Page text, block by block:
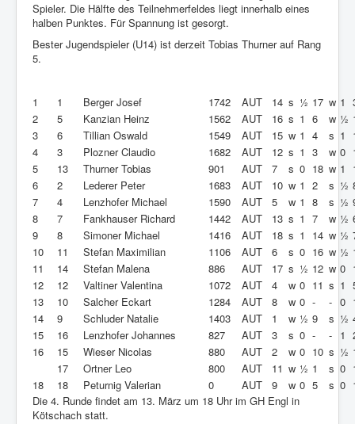
Spieler. Die Hälfte des Teilnehmerfeldes liegt innerhalb eines
halben Punktes. Für Spannung ist gesorgt.
Bester Jugendspieler (U14) ist derzeit Tobias Thurner auf Rang
5.
1 1 Berger Josef 1742 AUT 14 s ½ 17 w 1
2
5 Kanzian Heinz 1562 AUT 16 s 1 6 w ½
3
6 Tillian Oswald 1549 AUT 15 w 1 4 s 1
4
3 Plozner Claudio 1682 AUT 12 s 1 3 w 0
5
13 Thurner Tobias 901 AUT 7 s 0 18 w 1
6
2 Lederer Peter 1683 AUT 10 w 1 2 s ½
7
4 Lenzhofer Michael 1590 AUT 5 w 1 8 s ½
8
7 Fankhauser Richard 1442 AUT 13 s 1 7 w ½
9
8 Simoner Michael 1416 AUT 18 s 1 14 w ½
10
11 Stefan Maximilian 1106 AUT 6 s 0 16 w ½
11
14 Stefan Malena 886 AUT 17 s ½ 12 w 0
12
12 Valtiner Valentina 1072 AUT 4 w 0 11 s 1
13
10 Salcher Eckart 1284 AUT 8 w 0 - - 0
14
9 Schluder Natalie 1403 AUT 1 w ½ 9 s ½
15
16 Lenzhofer Johannes 827 AUT 3 s 0 - - 1
16
15 Wieser Nicolas 880 AUT 2 w 0 10 s ½
17
Ortner Leo 800 AUT 11 w ½ 1 s 0
18
18 Peturnig Valerian 0 AUT 9 w 0 5 s 0
Die 4. Runde findet am 13. März um 18 Uhr im GH Engl in
Kötschach statt.